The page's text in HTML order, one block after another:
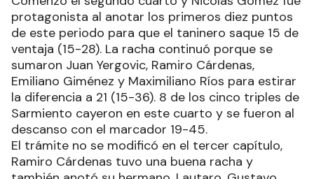
protagonista al anotar los primeros diez puntos
de este periodo para que el taninero saque 15 de
ventaja (15-28). La racha continuó porque se
sumaron Juan Yergovic, Ramiro Cárdenas,
Emiliano Giménez y Maximiliano Ríos para estirar
la diferencia a 21 (15-36). 8 de los cinco triples de
Sarmiento cayeron en este cuarto y se fueron al
descanso con el marcador 19-45.
El trámite no se modificó en el tercer capítulo,
Ramiro Cárdenas tuvo una buena racha y